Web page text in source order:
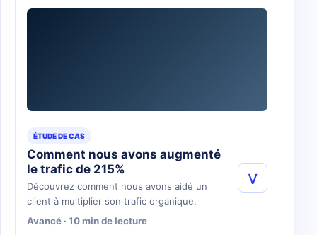
ÉTUDE DE CAS
Comment nous avons augmenté
le trafic de 215%
Découvrez comment nous avons aidé un
client à multiplier son trafic organique.
Avancé · 10 min de lecture
v